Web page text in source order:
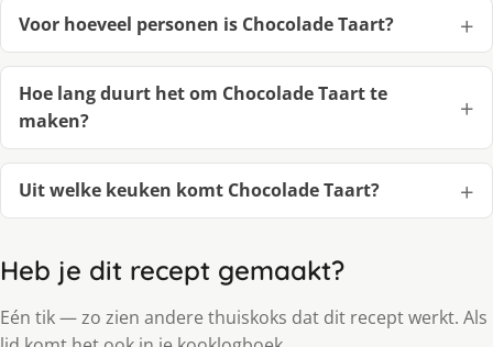
Voor hoeveel personen is Chocolade Taart?
Hoe lang duurt het om Chocolade Taart te
maken?
Uit welke keuken komt Chocolade Taart?
Heb je dit recept gemaakt?
Eén tik — zo zien andere thuiskoks dat dit recept werkt. Als